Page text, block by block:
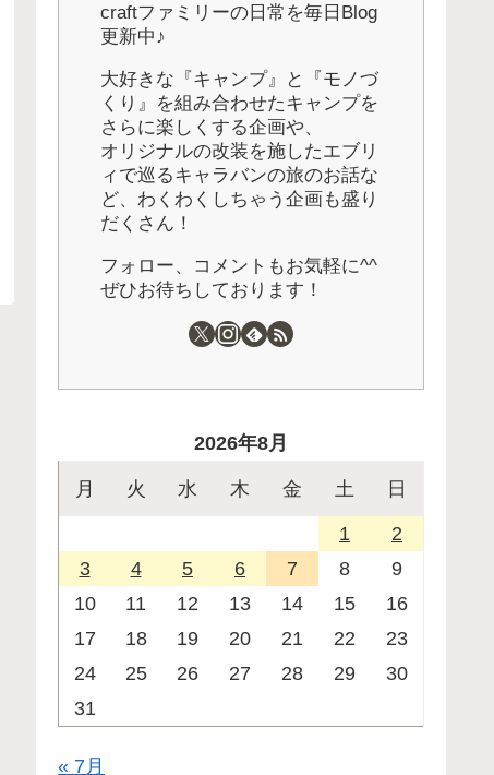
craftファミリーの日常を毎日Blog
更新中♪
大好きな『キャンプ』と『モノづ
くり』を組み合わせたキャンプを
さらに楽しくする企画や、
オリジナルの改装を施したエブリ
ィで巡るキャラバンの旅のお話な
ど、わくわくしちゃう企画も盛り
だくさん！
フォロー、コメントもお気軽に^^
ぜひお待ちしております！
2026年8月
月 火 水 木 金 土 日
1
2
3
4 5 6 7 8
9
10
11 12 13 14 15
16
17
18 19 20 21 22
23
24
25 26 27 28 29
30
31
« 7月